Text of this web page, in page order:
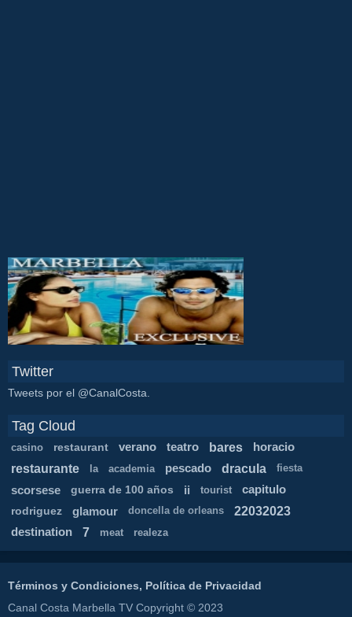
Twitter
Tweets por el @CanalCosta.
Tag Cloud
casino restaurant verano teatro bares horacio
restaurante la academia pescado dracula fiesta
scorsese guerra de 100 años ii tourist
capitulo
rodriguez
glamour doncella de orleans 22032023
destination 7 meat realeza
Términos y Condiciones, Política de Privacidad
Canal Costa Marbella TV Copyright © 2023